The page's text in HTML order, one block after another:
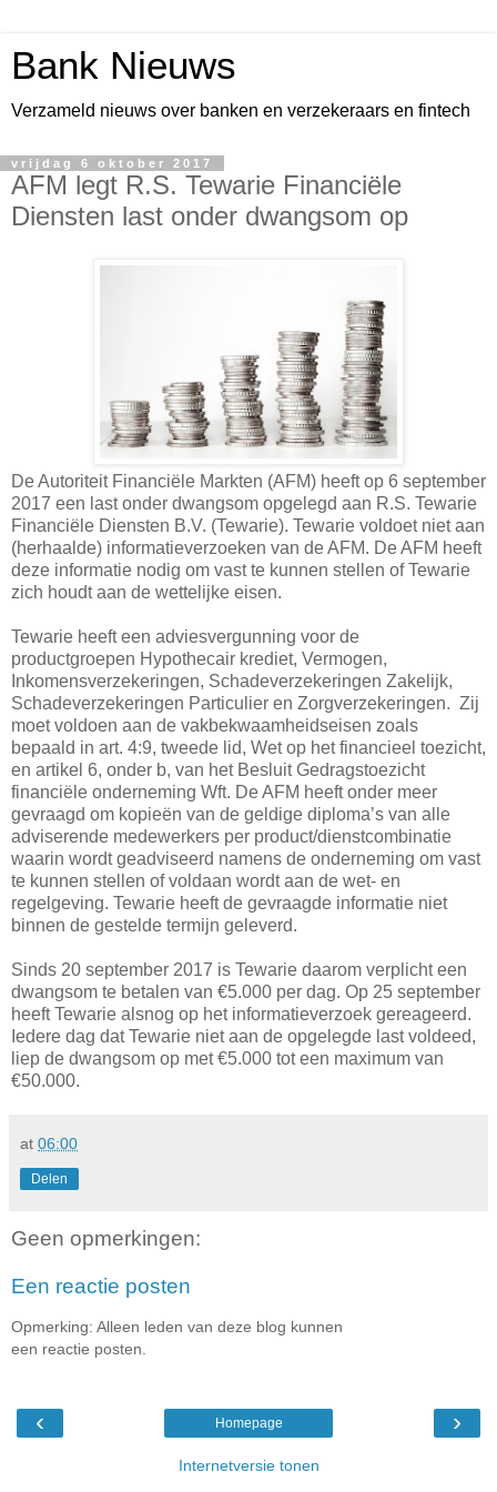
Bank Nieuws
Verzameld nieuws over banken en verzekeraars en fintech
vrijdag 6 oktober 2017
AFM legt R.S. Tewarie Financiële
Diensten last onder dwangsom op
De Autoriteit Financiële Markten (AFM) heeft op 6 september
2017 een last onder dwangsom opgelegd aan R.S. Tewarie
Financiële Diensten B.V. (Tewarie). Tewarie voldoet niet aan
(herhaalde) informatieverzoeken van de AFM. De AFM heeft
deze informatie nodig om vast te kunnen stellen of Tewarie
zich houdt aan de wettelijke eisen.
Tewarie heeft een adviesvergunning voor de
productgroepen Hypothecair krediet, Vermogen,
Inkomensverzekeringen, Schadeverzekeringen Zakelijk,
Schadeverzekeringen Particulier en Zorgverzekeringen. Zij
moet voldoen aan de vakbekwaamheidseisen zoals
bepaald in art. 4:9, tweede lid, Wet op het financieel toezicht,
en artikel 6, onder b, van het Besluit Gedragstoezicht
financiële onderneming Wft. De AFM heeft onder meer
gevraagd om kopieën van de geldige diploma’s van alle
adviserende medewerkers per product/dienstcombinatie
waarin wordt geadviseerd namens de onderneming om vast
te kunnen stellen of voldaan wordt aan de wet- en
regelgeving. Tewarie heeft de gevraagde informatie niet
binnen de gestelde termijn geleverd.
Sinds 20 september 2017 is Tewarie daarom verplicht een
dwangsom te betalen van €5.000 per dag. Op 25 september
heeft Tewarie alsnog op het informatieverzoek gereageerd.
Iedere dag dat Tewarie niet aan de opgelegde last voldeed,
liep de dwangsom op met €5.000 tot een maximum van
€50.000.
at 06:00
Delen
Geen opmerkingen:
Een reactie posten
Opmerking: Alleen leden van deze blog kunnen
een reactie posten.
‹ ›
Homepage
Internetversie tonen